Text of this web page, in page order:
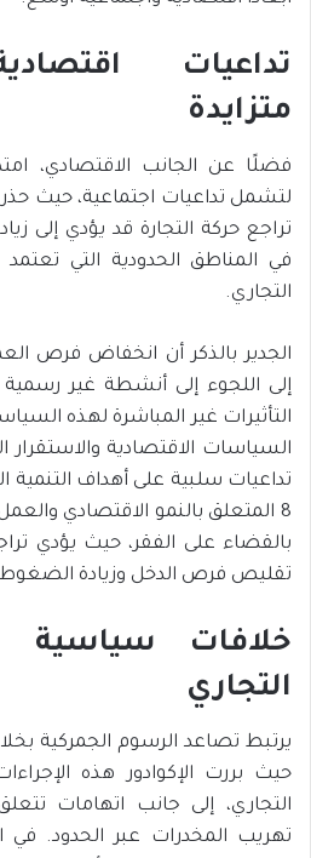
تداعيات
متزايدة
فضلًا عن الجانب الاقتصادي،
لتشمل تداعيات اجتماعية، حيث
تراجع حركة التجارة قد يؤدي إلى
في المناطق الحدودية التي
التجاري.
الجدير بالذكر أن انخفاض فرص
إلى اللجوء إلى أنشطة غير
التأثيرات غير المباشرة لهذه
السياسات الاقتصادية
تداعيات سلبية على أهداف التنمية
بالقضاء على الفقر، حيث يؤدي
تقليص فرص الدخل وزيادة
خلافات سياسية
التجاري
يرتبط تصاعد الرسوم الجمركية
حيث بررت الإكوادور هذه
التجاري، إلى جانب اتهامات
تهريب المخدرات عبر الحدود. في